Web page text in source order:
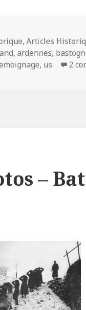
,Articles
,ardennes,
, us 2
–